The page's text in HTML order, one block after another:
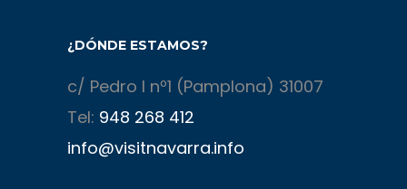
¿DÓNDE ESTAMOS?
c/ Pedro I nº1 (Pamplona) 31007
Tel: 948 268 412
info@visitnavarra.info